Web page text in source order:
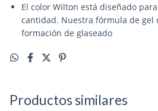
El color Wilton está diseñado
cantidad. Nuestra fórmula de gel
formación de glaseado
Productos similares